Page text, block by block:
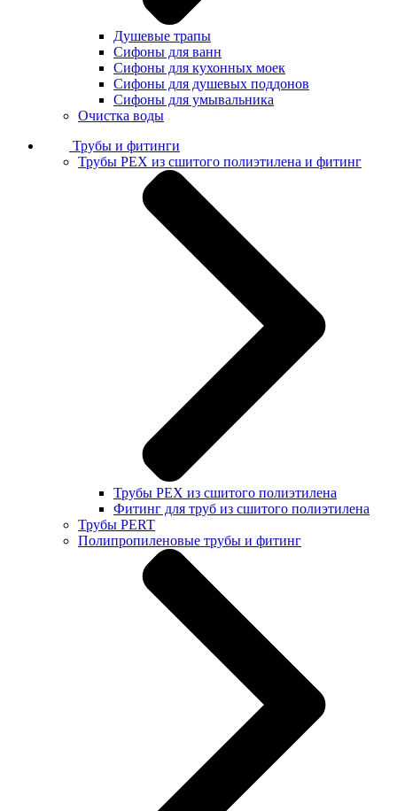
Душевые трапы
Сифоны для ванн
Сифоны для кухонных моек
Сифоны для душевых поддонов
Сифоны для умывальника
Очистка воды
Трубы и фитинги
Трубы PEX из сшитого полиэтилена и фитинг
Трубы PEX из сшитого полиэтилена
Фитинг для труб из сшитого полиэтилена
Трубы PERT
Полипропиленовые трубы и фитинг